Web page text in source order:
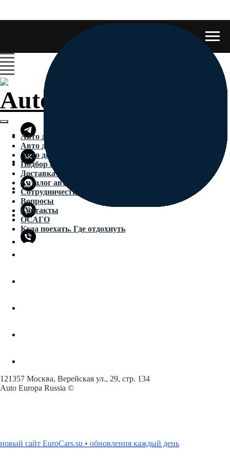
Авто до 1 млн
Авто до 2 млн
Авто до 3 млн
Подбор авто
Доставка авто
Каталог авто из Европы
Сотрудничество
Вопросы
Контакты
ОСАГО
Куда поехать. Где отдохнуть
121357 Москва, Верейская ул., 29, стр. 134
Auto Europa Russia ©
новый сайт EuroCars.su • обновления каждый день